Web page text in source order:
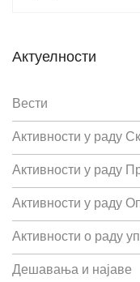
Актуелности
Вести
Активности у раду
Активности у раду
Активности у раду
Активности о раду
Дешавања и најаве